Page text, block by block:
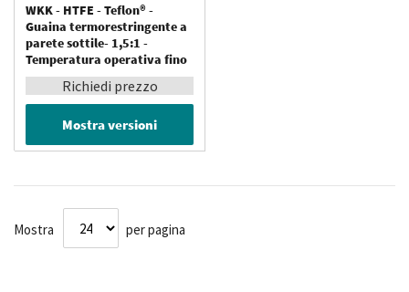
WKK - HTFE - Teflon® -
Guaina termorestringente a
parete sottile- 1,5:1 -
Temperatura operativa fino
a 260 °C - Resistente ai
prodotti chimici
Richiedi prezzo
Mostra versioni
Mostra per pagina